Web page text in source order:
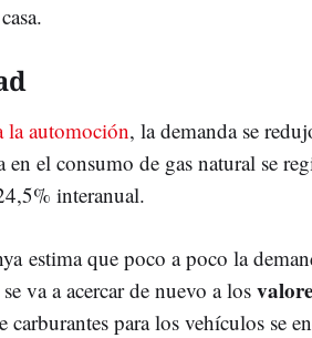
la automoción, la demanda se
el consumo de gas natural se
interanual.
estima que poco a poco la
va a acercar de nuevo a los
para los vehículos se